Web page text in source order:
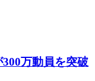
万動員を突破